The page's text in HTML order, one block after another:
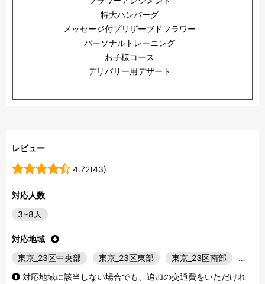
特大ハンバーグ
メッセージ付プリザーブドフラワー
パーソナルトレーニング
お子様コース
デリバリー用デザート
レビュー
4.72(43)
対応人数
3~8人
対応地域
東京_23区中央部
東京_23区東部 東京_23区南部
…
対応地域に該当しない場合でも、追加の交通費をいただけれ